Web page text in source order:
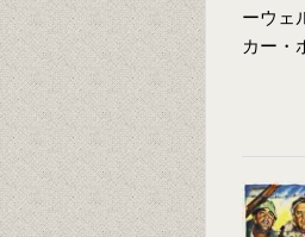
ーウェ
カー・